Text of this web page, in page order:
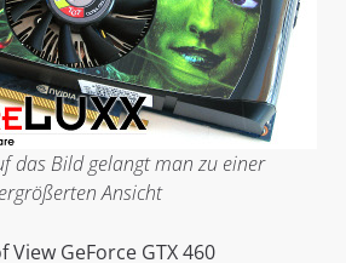
das Bild gelangt man zu einer
Ansicht
GeForce GTX 460